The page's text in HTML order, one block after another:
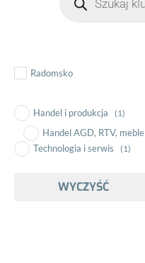
Radomsko
Handel i produkcja (1)
Handel AGD, RTV, meble
Technologia i serwis (1)
WYCZYŚĆ